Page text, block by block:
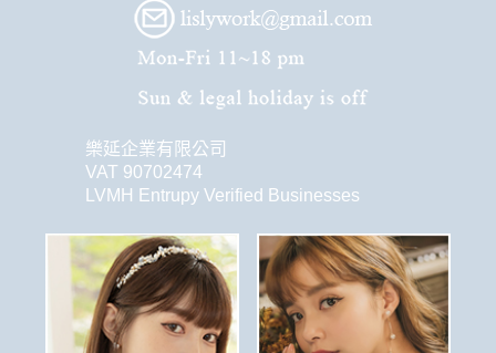
樂延企業有限公司
VAT 90702474
LVMH Entrupy Verified Businesses